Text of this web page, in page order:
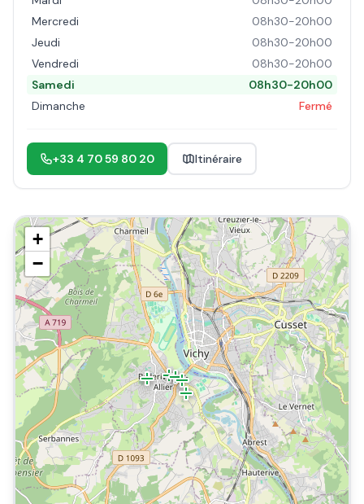
Mercredi
08h30-20h00
Jeudi
08h30-20h00
Vendredi
08h30-20h00
Samedi
08h30-20h00
Dimanche
Fermé
+33 4 70 59 80 20 Itinéraire
+
−